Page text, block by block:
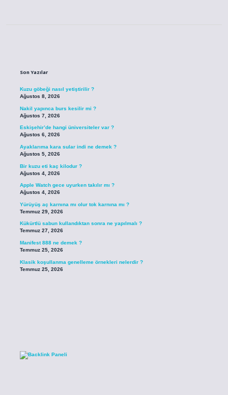
Son Yazılar
Kuzu göbeği nasıl yetiştirilir ?
Ağustos 8, 2026
Nakil yapınca burs kesilir mi ?
Ağustos 7, 2026
Eskişehir’de hangi üniversiteler var ?
Ağustos 6, 2026
Ayaklarıma kara sular indi ne demek ?
Ağustos 5, 2026
Bir kuzu eti kaç kilodur ?
Ağustos 4, 2026
Apple Watch gece uyurken takılır mı ?
Ağustos 4, 2026
Yürüyüş aç karnına mı olur tok karnına mı ?
Temmuz 29, 2026
Kükürtlü sabun kullandıktan sonra ne yapılmalı ?
Temmuz 27, 2026
Manifest 888 ne demek ?
Temmuz 25, 2026
Klasik koşullanma genelleme örnekleri nelerdir ?
Temmuz 25, 2026